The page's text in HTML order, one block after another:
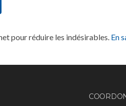
pour réduire les indésirables. En